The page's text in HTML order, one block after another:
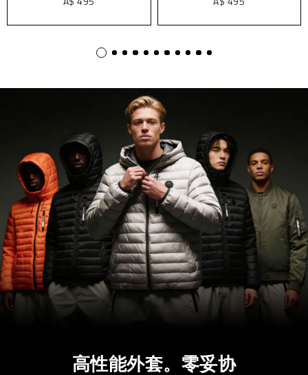
高性能外套。零妥协